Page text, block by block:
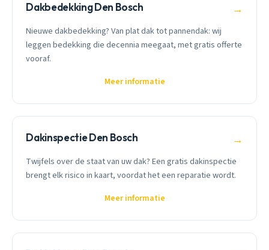
Dakbedekking Den Bosch →
Nieuwe dakbedekking? Van plat dak tot pannendak: wij
leggen bedekking die decennia meegaat, met gratis offerte
vooraf.
Meer informatie
Dakinspectie Den Bosch →
Twijfels over de staat van uw dak? Een gratis dakinspectie
brengt elk risico in kaart, voordat het een reparatie wordt.
Meer informatie